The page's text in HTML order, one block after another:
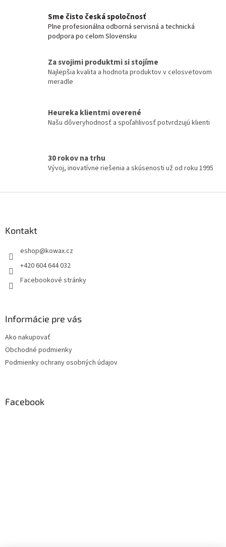
a
c
í
p
v
k
p
i
s
á
n
í
Sme čisto česká spoločnosť
Plne profesionálna odborná servisná a technická
podpora po celom Slovensku
Za svojimi produktmi si stojíme
Najlepšia kvalita a hodnota produktov v celosvetovom
meradle
Heureka klientmi overené
Našu dôveryhodnosť a spoľahlivosť potvrdzujú klienti
30 rokov na trhu
Vývoj, inovatívne riešenia a skúsenosti už od roku 1995
Kontakt
eshop@kowax.cz
+420 604 644 032
Facebookové stránky
Informácie pre vás
Ako nakupovať
Obchodné podmienky
Podmienky ochrany osobných údajov
Facebook